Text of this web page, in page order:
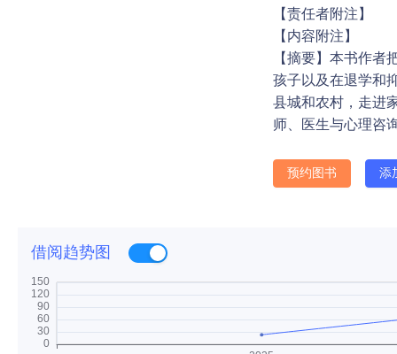
【责任者附注】
【内容附注】
【摘要】本书作
孩子以及在退学和
县城和农村，走进
师、医生与心理咨
预约图书 添
借阅趋势图